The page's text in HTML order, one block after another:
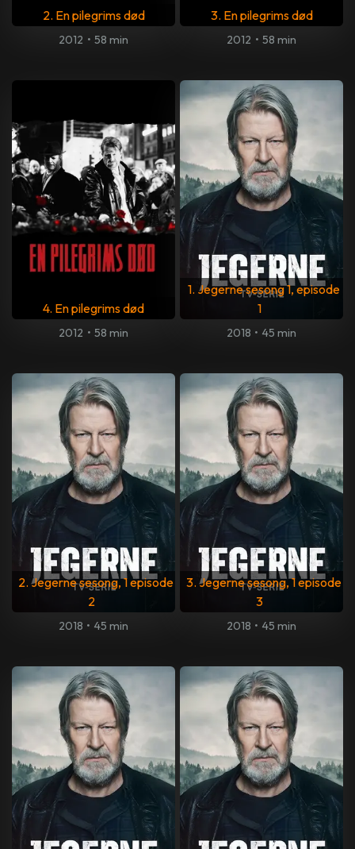
2. En pilegrims død
2012 • 58 min
3. En pilegrims død
2012 • 58 min
4. En pilegrims død
2012 • 58 min
1. Jegerne sesong 1, episode
1
2018 • 45 min
2. Jegerne sesong, 1 episode
2
2018 • 45 min
3. Jegerne sesong, 1 episode
3
2018 • 45 min